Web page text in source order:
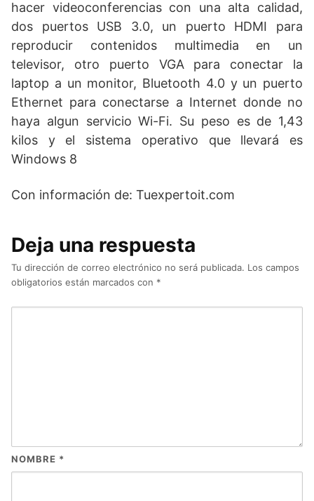
hacer videoconferencias con una alta calidad,
dos puertos USB 3.0, un puerto HDMI para
reproducir contenidos multimedia en un
televisor, otro puerto VGA para conectar la
laptop a un monitor, Bluetooth 4.0 y un puerto
Ethernet para conectarse a Internet donde no
haya algun servicio Wi-Fi. Su peso es de 1,43
kilos y el sistema operativo que llevará es
Windows 8
Con información de: Tuexpertoit.com
Deja una respuesta
Tu dirección de correo electrónico no será publicada. Los campos
obligatorios están marcados con *
NOMBRE *